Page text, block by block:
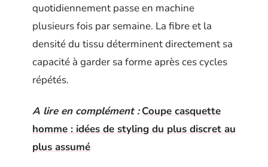
quotidiennement passe en machine
plusieurs fois par semaine. La fibre et la
densité du tissu déterminent directement sa
capacité à garder sa forme après ces cycles
répétés.
A lire en complément : Coupe casquette
homme : idées de styling du plus discret au
plus assumé